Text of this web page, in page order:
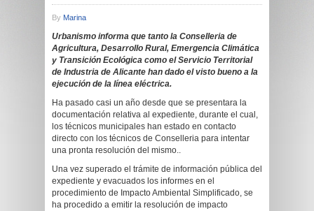
By Marina
Urbanismo informa que tanto la Conselleria de
Agricultura, Desarrollo Rural, Emergencia Climática
y Transición Ecológica como el Servicio Territorial
de Industria de Alicante han dado el visto bueno a la
ejecución de la línea eléctrica.
Ha pasado casi un año desde que se presentara la
documentación relativa al expediente, durante el cual,
los técnicos municipales han estado en contacto
directo con los técnicos de Conselleria para intentar
una pronta resolución del mismo..
Una vez superado el trámite de información pública del
expediente y evacuados los informes en el
procedimiento de Impacto Ambiental Simplificado, se
ha procedido a emitir la resolución de impacto